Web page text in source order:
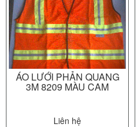
ÁO LƯỚI PHẢN QUANG
3M 8209 MÀU CAM
Liên hệ